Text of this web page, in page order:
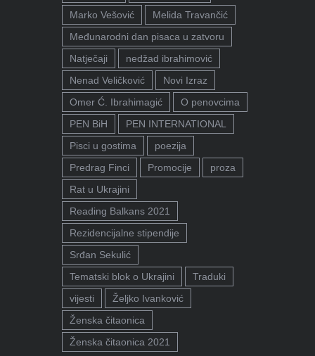
Marko Vešović
Melida Travančić
Međunarodni dan pisaca u zatvoru
Natječaji
nedžad ibrahimović
Nenad Veličković
Novi Izraz
Omer Ć. Ibrahimagić
O penovcima
PEN BiH
PEN INTERNATIONAL
Pisci u gostima
poezija
Predrag Finci
Promocije
proza
Rat u Ukrajini
Reading Balkans 2021
Rezidencijalne stipendije
Srđan Sekulić
Tematski blok o Ukrajini
Traduki
vijesti
Željko Ivanković
Ženska čitaonica
Ženska čitaonica 2021